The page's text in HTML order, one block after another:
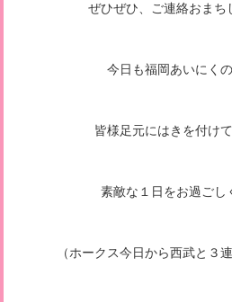
ぜひぜひ、ご連絡おま
今日も福岡あいにくの
皆様足元にはきを付け
素敵な１日をお過ごし
（ホークス今日から西武と３